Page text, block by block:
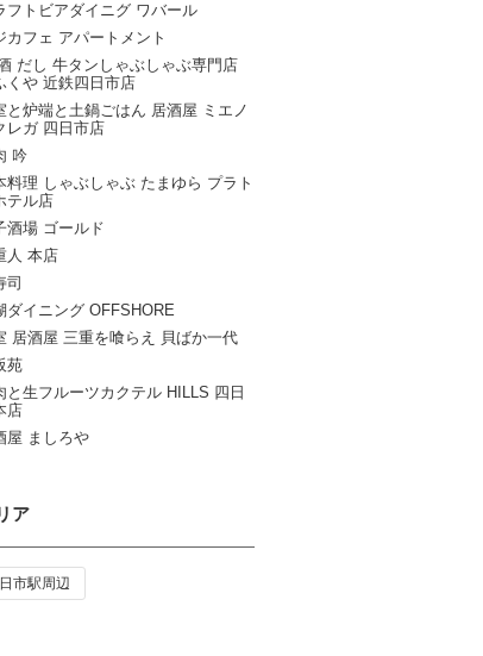
フトビアダイニグ ワバール
カフェ アパートメント
だし 牛タンしゃぶしゃぶ専門店
くや 近鉄四日市店
と炉端と土鍋ごはん 居酒屋 ミエノ
レガ 四日市店
吟
料理 しゃぶしゃぶ たまゆら プラト
テル店
酒場 ゴールド
人 本店
司
ダイニング OFFSHORE
居酒屋 三重を喰らえ 貝ばか一代
苑
と生フルーツカクテル HILLS 四日
店
屋 ましろや
ア
市駅周辺